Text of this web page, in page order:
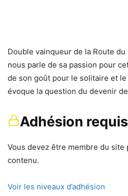
Double vainqueur de la Route
nous parle de sa passion pour
de son goût pour le solitaire et
évoque la question du devenir
Adhésion
Vous devez être membre du site
contenu.
Voir les niveaux d’adhésion